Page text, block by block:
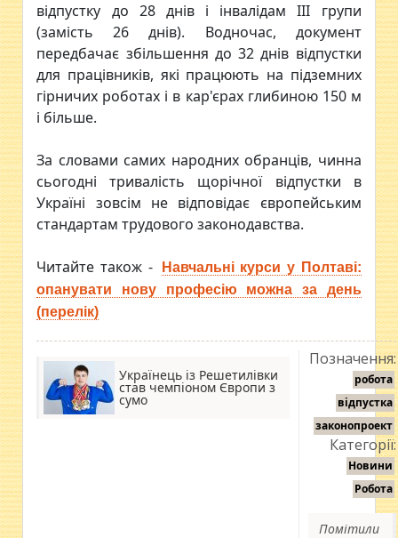
відпустку до 28 днів і інвалідам ІІІ групи
(замість 26 днів). Водночас, документ
передбачає збільшення до 32 днів відпустки
для працівників, які працюють на підземних
гірничих роботах і в кар'єрах глибиною 150 м
і більше.
За словами самих народних обранців, чинна
сьогодні тривалість щорічної відпустки в
Україні зовсім не відповідає європейським
стандартам трудового законодавства.
Читайте також -
Навчальні курси у Полтаві:
опанувати нову професію можна за день
(перелік)
Українець із Решетилівки
став чемпіоном Європи з
сумо
Позначення:
робота
відпустка
законопроект
Категорії:
Новини
Робота
Помітили